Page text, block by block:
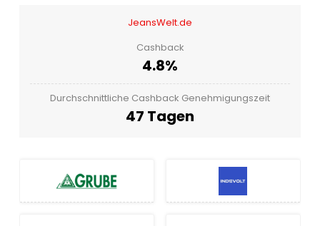
JeansWelt.de
Cashback
4.8%
Durchschnittliche Cashback Genehmigungszeit
47 Tagen